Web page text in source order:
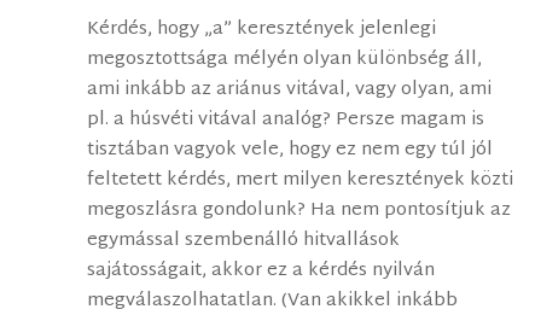
Kérdés, hogy „a” keresztények jelenlegi
megosztottsága mélyén olyan különbség áll,
ami inkább az ariánus vitával, vagy olyan, ami
pl. a húsvéti vitával analóg? Persze magam is
tisztában vagyok vele, hogy ez nem egy túl jól
feltetett kérdés, mert milyen keresztények közti
megoszlásra gondolunk? Ha nem pontosítjuk az
egymással szembenálló hitvallások
sajátosságait, akkor ez a kérdés nyilván
megválaszolhatatlan. (Van akikkel inkább